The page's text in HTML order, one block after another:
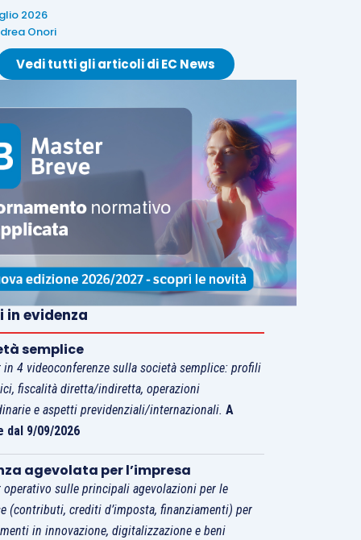
2026
Onori
Vedi tutti gli articoli di EC News
in evidenza
semplice
in 4 videoconferenze sulla società semplice: profili
fiscalità diretta/indiretta, operazioni
e aspetti previdenziali/internazionali.A
dal 9/09/2026
agevolata per l’impresa
operativo sulle principali agevolazioni per le
(contributi, crediti d’imposta, finanziamenti) per
in innovazione, digitalizzazione e beni